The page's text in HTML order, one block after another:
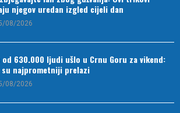
njegov uredan izgled cijeli dan
08/2026
od 630.000 ljudi ušlo u Crnu Goru za vikend:
su najprometniji prelazi
08/2026